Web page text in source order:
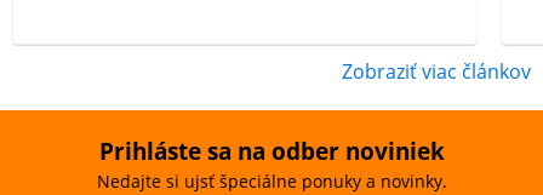
Zobraziť viac článkov
Prihláste sa na odber noviniek
Nedajte si ujsť špeciálne ponuky a novinky.